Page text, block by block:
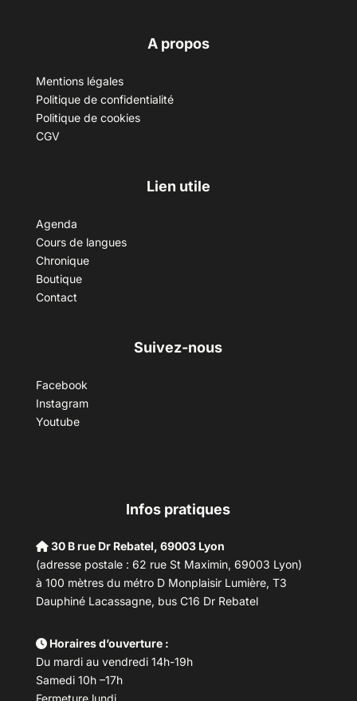
A propos
Mentions légales
Politique de confidentialité
Politique de cookies
CGV
Lien utile
Agenda
Cours de langues
Chronique
Boutique
Contact
Suivez-nous
Facebook
Instagram
Youtube
Infos pratiques
30 B rue Dr Rebatel, 69003 Lyon
(adresse postale : 62 rue St Maximin, 69003 Lyon)
à 100 mètres du métro D Monplaisir Lumière, T3
Dauphiné Lacassagne, bus C16 Dr Rebatel
Horaires d’ouverture :
Du mardi au vendredi 14h-19h
Samedi 10h –17h